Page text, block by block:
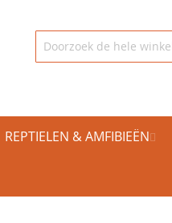
REPTIELEN & AMFIBIEËN